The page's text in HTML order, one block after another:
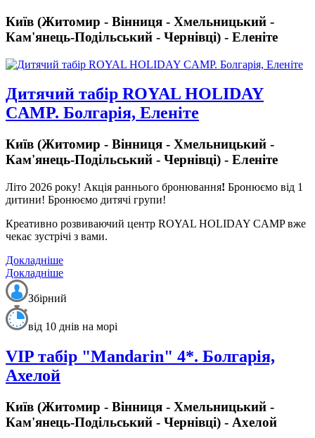
Київ (Житомир - Вінниця - Хмельницький -
Кам'янець-Подільський - Чернівці) - Еленіте
Дитячий табiр ROYAL HOLIDAY
CAMP. Болгарія, Еленіте
Київ (Житомир - Вінниця - Хмельницький -
Кам'янець-Подільський - Чернівці) - Еленіте
Літо 2026 року! Акція раннього бронювання! Бронюємо від 1
дитини! Бронюємо дитячі групи!
Креативно розвиваючий центр ROYAL HOLIDAY CAMP вже
чекає зустрічі з вами.
Докладніше
Докладніше
Збірний
від 10 днів на морі
VIP табір "Mandarin" 4*. Болгарія,
Ахелой
Київ (Житомир - Вінниця - Хмельницький -
Кам'янець-Подільський - Чернівці) - Ахелой